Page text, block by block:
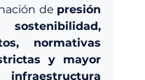
de presión
normativas
y mayor